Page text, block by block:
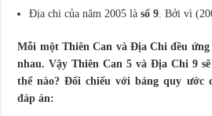
Địa chi của năm 2005 làsố 9. Bởi vì
Mỗi một Thiên Can và Địa Chi đều
nhau. Vậy Thiên Can 5 và Địa Chi 9
thể nào? Đối chiếu với bảng quy ước
đáp án: